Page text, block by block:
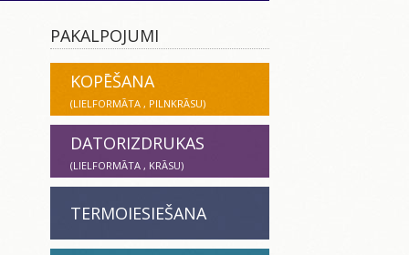
PAKALPOJUMI
KOPĒŠANA
(LIELFORMĀTA , PILNKRĀSU)
DATORIZDRUKAS
(LIELFORMĀTA , KRĀSU)
TERMOIESIEŠANA